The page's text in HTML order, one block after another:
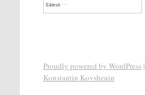
Proudly powered by WordPress|
Konstantin Kovshenin